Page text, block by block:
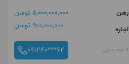
رهن
5,000,000,000 تومان
اجاره
900,000,000 تومان
9 ماه پیش 091240***62